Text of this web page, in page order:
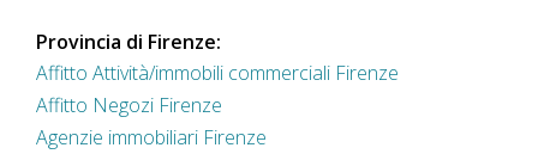
Provincia di Firenze:
Affitto Attività/immobili commerciali Firenze
Affitto Negozi Firenze
Agenzie immobiliari Firenze